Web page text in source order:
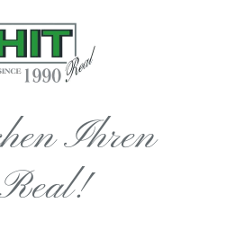
Ihren